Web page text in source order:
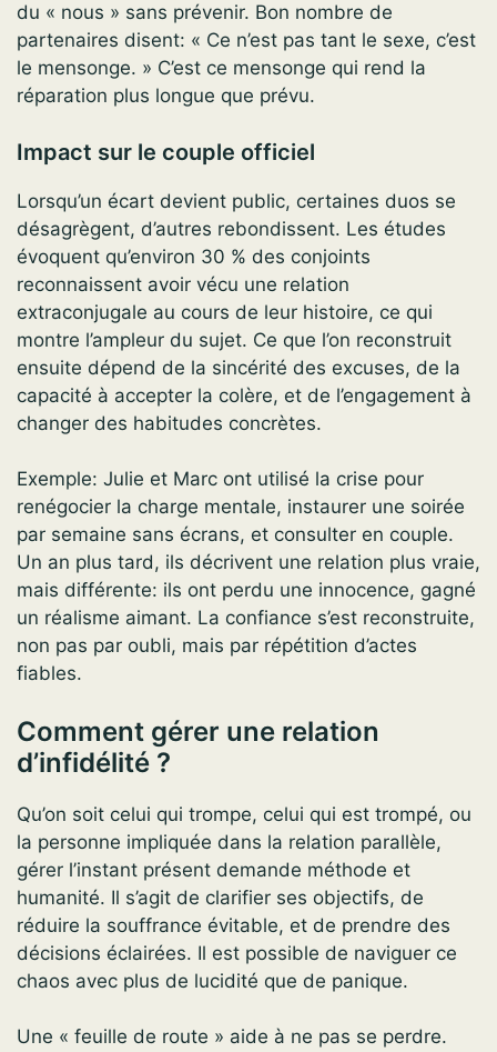
du « nous » sans prévenir. Bon nombre de
partenaires disent: « Ce n’est pas tant le sexe, c’est
le mensonge. » C’est ce mensonge qui rend la
réparation plus longue que prévu.
Impact sur le couple officiel
Lorsqu’un écart devient public, certaines duos se
désagrègent, d’autres rebondissent. Les études
évoquent qu’environ 30 % des conjoints
reconnaissent avoir vécu une relation
extraconjugale au cours de leur histoire, ce qui
montre l’ampleur du sujet. Ce que l’on reconstruit
ensuite dépend de la sincérité des excuses, de la
capacité à accepter la colère, et de l’engagement à
changer des habitudes concrètes.
Exemple: Julie et Marc ont utilisé la crise pour
renégocier la charge mentale, instaurer une soirée
par semaine sans écrans, et consulter en couple.
Un an plus tard, ils décrivent une relation plus vraie,
mais différente: ils ont perdu une innocence, gagné
un réalisme aimant. La confiance s’est reconstruite,
non pas par oubli, mais par répétition d’actes
fiables.
Comment gérer une relation
d’infidélité ?
Qu’on soit celui qui trompe, celui qui est trompé, ou
la personne impliquée dans la relation parallèle,
gérer l’instant présent demande méthode et
humanité. Il s’agit de clarifier ses objectifs, de
réduire la souffrance évitable, et de prendre des
décisions éclairées. Il est possible de naviguer ce
chaos avec plus de lucidité que de panique.
Une « feuille de route » aide à ne pas se perdre.